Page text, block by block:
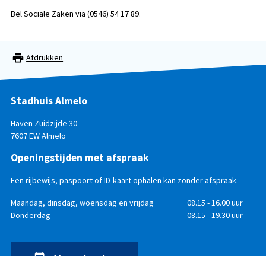
Bel Sociale Zaken via (0546) 54 17 89.
Afdrukken
Stadhuis Almelo
Haven Zuidzijde 30
7607 EW Almelo
Openingstijden met afspraak
Een rijbewijs, paspoort of ID-kaart ophalen kan zonder afspraak.
Openingstijden
DagTijd
Maandag, dinsdag, woensdag en vrijdag
08.15 - 16.00 uur
Donderdag
08.15 - 19.30 uur